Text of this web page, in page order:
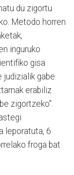
du zigortu
Metodo horren
inguruko
gisa
judizialik gabe
erabiliz
zigortzeko".
leporatuta, 6
froga bat